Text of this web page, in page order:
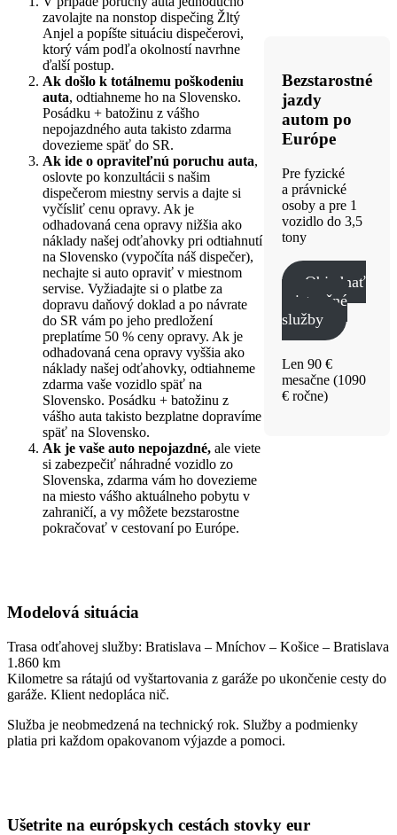
zavolajte na nonstop dispečing Žltý
Anjel a popíšte situáciu dispečerovi,
ktorý vám podľa okolností navrhne
ďalší postup.
Ak došlo k totálnemu poškodeniu
auta, odtiahneme ho na Slovensko.
Posádku + batožinu z vášho
nepojazdného auta takisto zdarma
dovezieme späť do SR.
Ak ide o opraviteľnú poruchu auta,
oslovte po konzultácii s našim
dispečerom miestny servis a dajte si
vyčísliť cenu opravy. Ak je
odhadovaná cena opravy nižšia ako
náklady našej odťahovky pri odtiahnutí
na Slovensko (vypočíta náš dispečer),
nechajte si auto opraviť v miestnom
servise. Vyžiadajte si o platbe za
dopravu daňový doklad a po návrate
do SR vám po jeho predložení
preplatíme 50 % ceny opravy. Ak je
odhadovaná cena opravy vyššia ako
náklady našej odťahovky, odtiahneme
zdarma vaše vozidlo späť na
Slovensko. Posádku + batožinu z
vášho auta takisto bezplatne dopravíme
späť na Slovensko.
Ak je vaše auto nepojazdné, ale viete
si zabezpečiť náhradné vozidlo zo
Slovenska, zdarma vám ho dovezieme
na miesto vášho aktuálneho pobytu v
zahraničí, a vy môžete bezstarostne
pokračovať v cestovaní po Európe.
Bezstarostné
jazdy
autom po
Európe
Pre fyzické
a právnické
osoby a pre 1
vozidlo do 3,5
tony
Objednať
asistenčné
služby
Len 90 €
mesačne (1090
€ ročne)
Modelová situácia
Trasa odťahovej služby: Bratislava – Mníchov – Košice – Bratislava
1.860 km
Kilometre sa rátajú od vyštartovania z garáže po ukončenie cesty do
garáže. Klient nedopláca nič.
Služba je neobmedzená na technický rok. Služby a podmienky
platia pri každom opakovanom výjazde a pomoci.
Ušetrite na európskych cestách stovky eur